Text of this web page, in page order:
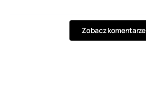
Zobacz komentarze